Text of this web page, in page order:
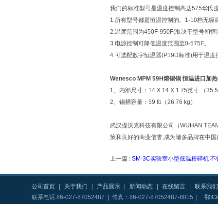
我们的标准型号是温度控制高达575华氏
1.所有型号都是恒温控制的。1-10档无级
2.温度范围为450F-950F(取决于型号和恒
3.电源控制可降低温度范围至0-575F。
4.可选配数字恒温器(P19D标准)用于温
Wenesco MPM 59H熔锡锅 恒温进口加
1、内部尺寸：14 X 14 X 1.75英寸 （
2、锡槽容量：59 lb（26.76 kg）
武汉提沃克科技有限公司（WUHAN
策和良好的商业信誉,成为诸多品牌在中
上一篇 : SM-3C实验室小型低温粉碎机 不
公司首页 关于我们 产品展示 新闻动态 在线留言
联系我们
联系电话:86-027-87052487 | 传真：86-027-87052487-8015 |
鄂